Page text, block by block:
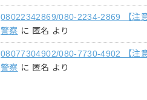
08022342869/080-2234-2869 【注
警察 に 匿名 より
08077304902/080-7730-4902 【注
警察 に 匿名 より